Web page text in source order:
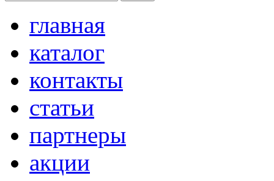
главная
каталог
контакты
статьи
партнеры
акции